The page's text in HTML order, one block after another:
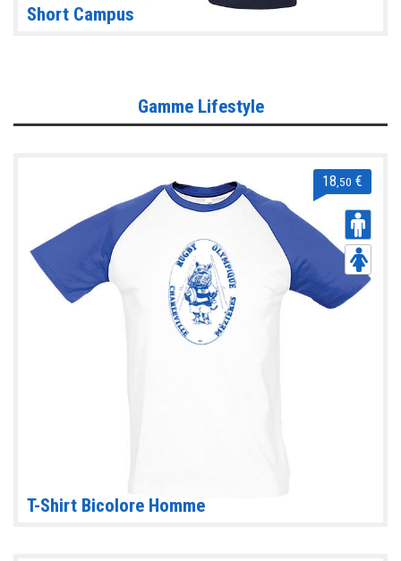
Short Campus
Gamme Lifestyle
18 ,50 €
T-Shirt Bicolore Homme